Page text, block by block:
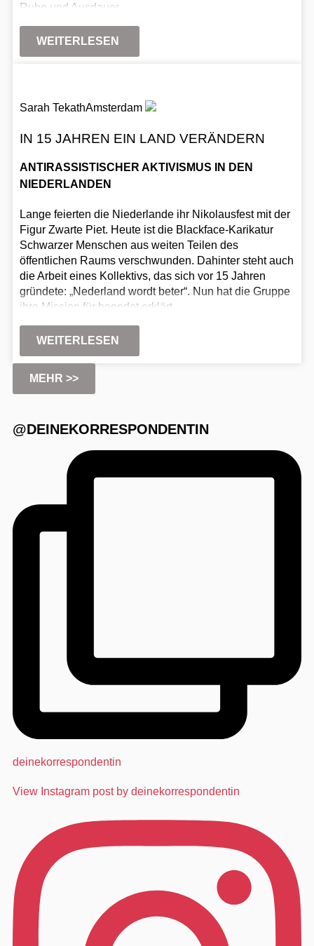
Ruhe und Ausdauer.
WEITERLESEN
Sarah TekathAmsterdam
IN 15 JAHREN EIN LAND VERÄNDERN
ANTIRASSISTISCHER AKTIVISMUS IN DEN
NIEDERLANDEN
Lange feierten die Niederlande ihr Nikolausfest mit der
Figur Zwarte Piet. Heute ist die Blackface-Karikatur
Schwarzer Menschen aus weiten Teilen des
öffentlichen Raums verschwunden. Dahinter steht auch
die Arbeit eines Kollektivs, das sich vor 15 Jahren
gründete: „Nederland wordt beter“. Nun hat die Gruppe
ihre Mission für beendet erklärt.
WEITERLESEN
MEHR >>
@DEINEKORRESPONDENTIN
deinekorrespondentin
View Instagram post by deinekorrespondentin